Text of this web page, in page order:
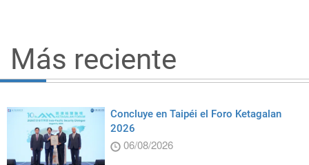
Más reciente
Concluye en Taipéi el Foro Ketagalan
2026
06/08/2026